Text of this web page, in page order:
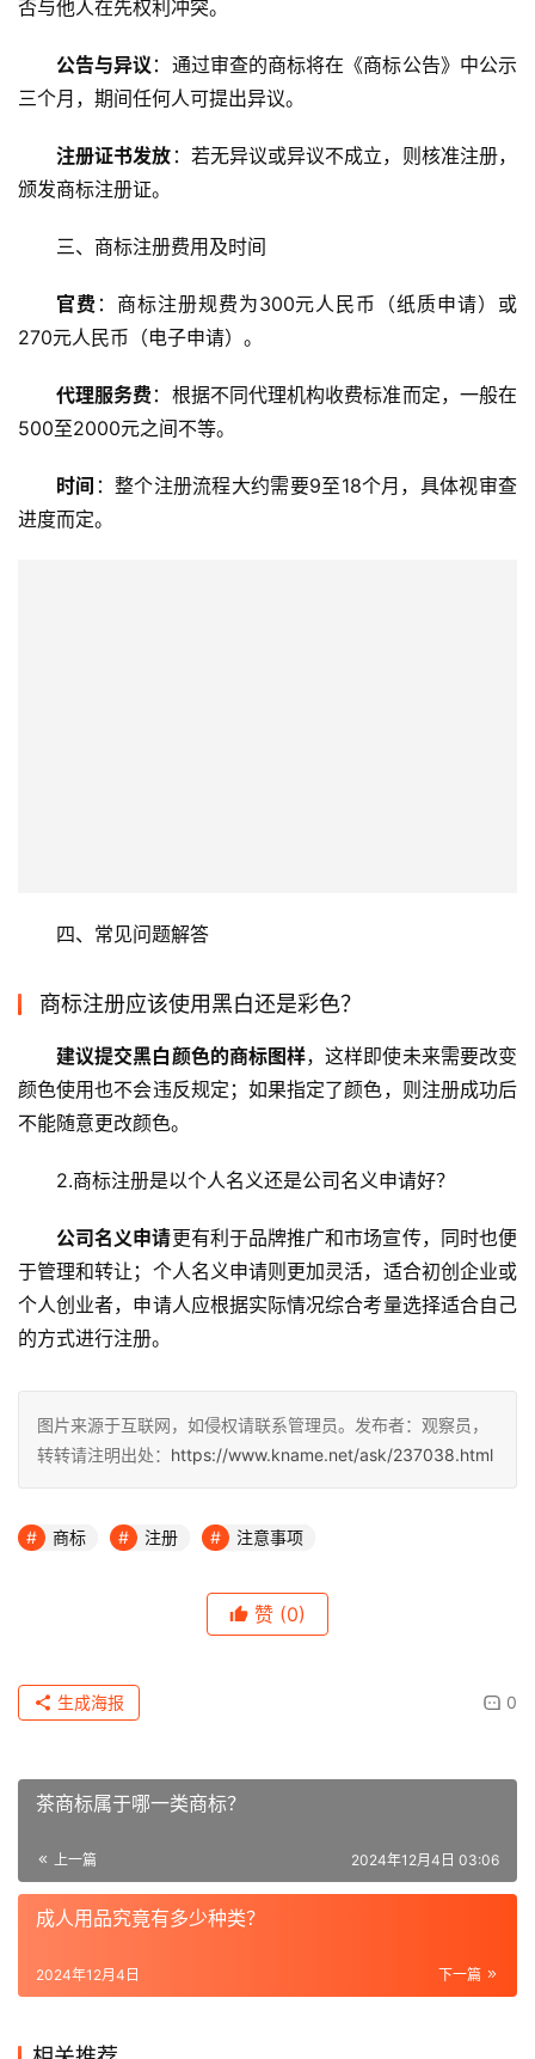
否与他人在先权利冲突。
公告与异议 ：通过审查的商标将在《商标公告》中公示
三个月，期间任何人可提出异议。
注册证书发放 ：若无异议或异议不成立，则核准注册，
颁发商标注册证。
三、商标注册费用及时间
官费 ：商标注册规费为300元人民币（纸质申请）或
270元人民币（电子申请）。
代理服务费 ：根据不同代理机构收费标准而定，一般在
500至2000元之间不等。
时间 ：整个注册流程大约需要9至18个月，具体视审查
进度而定。
四、常见问题解答
商标注册应该使用黑白还是彩色？
建议提交黑白颜色的商标图样，这样即使未来需要改变
颜色使用也不会违反规定；如果指定了颜色，则注册成功后
不能随意更改颜色。
2.商标注册是以个人名义还是公司名义申请好？
公司名义申请更有利于品牌推广和市场宣传，同时也便
于管理和转让；个人名义申请则更加灵活，适合初创企业或
个人创业者，申请人应根据实际情况综合考量选择适合自己
的方式进行注册。
图片来源于互联网，如侵权请联系管理员。发布者：观察员，
转转请注明出处： https://www.kname.net/ask/237038.html
商标 注册 注意事项
赞 (0)
0
生成海报
茶商标属于哪一类商标？
上一篇 2024年12月4日 03:06
成人用品究竟有多少种类？
下一篇
2024年12月4日